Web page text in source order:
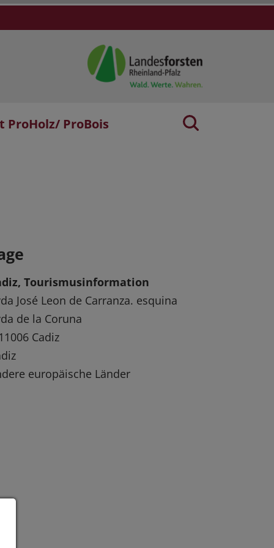
ProBois
Tourismusinformation
José Leon de Carranza. esquina
de la Coruna
Cadiz
europäische Länder